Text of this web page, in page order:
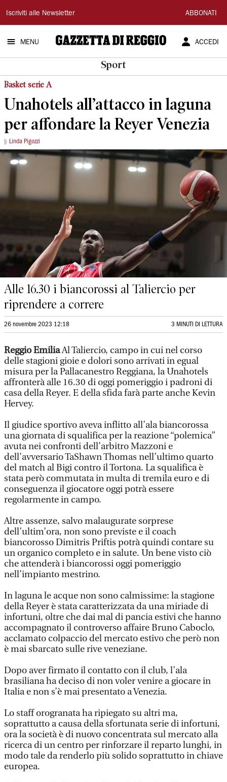
Gazzetta
di
Reggio
Iscriviti alle Newsletter ABBONATI
MENU ACCEDI
Sport
Basket serie A
Unahotels all’attacco in laguna
per affondare la Reyer Venezia
Linda Pigozzi
Alle 16.30 i biancorossi al Taliercio per
riprendere a correre
26 novembre 2023 12:18 3 MINUTI DI LETTURA
Reggio EmiliaAl Taliercio, campo in cui nel corso
delle stagioni gioie e dolori sono arrivati in egual
misura per la Pallacanestro Reggiana, la Unahotels
affronterà alle 16.30 di oggi pomeriggio i padroni di
casa della Reyer. E della sfida farà parte anche Kevin
Hervey.
Il giudice sportivo aveva inflitto all’ala biancorossa
una giornata di squalifica per la reazione “polemica”
avuta nei confronti dell’arbitro Mazzoni e
dell’avversario TaShawn Thomas nell’ultimo quarto
del match al Bigi contro il Tortona. La squalifica è
stata però commutata in multa di tremila euro e di
conseguenza il giocatore oggi potrà essere
regolarmente in campo.
Altre assenze, salvo malaugurate sorprese
dell’ultim’ora, non sono previste e il coach
biancorosso Dimitris Priftis potrà quindi contare su
un organico completo e in salute. Un bene visto ciò
che attenderà i biancorossi oggi pomeriggio
nell’impianto mestrino.
In laguna le acque non sono calmissime: la stagione
della Reyer è stata caratterizzata da una miriade di
infortuni, oltre che dai mal di pancia estivi che hanno
accompagnato il controverso affaire Bruno Caboclo,
acclamato colpaccio del mercato estivo che però non
è mai sbarcato sulle rive veneziane.
Dopo aver firmato il contatto con il club, l’ala
brasiliana ha deciso di non voler venire a giocare in
Italia e non s’è mai presentato a Venezia.
Lo staff orogranata ha ripiegato su altri ma,
soprattutto a causa della sfortunata serie di infortuni,
ora la società è di nuovo concentrata sul mercato alla
ricerca di un centro per rinforzare il reparto lunghi, in
modo tale da renderlo più solido soprattutto in chiave
europea.